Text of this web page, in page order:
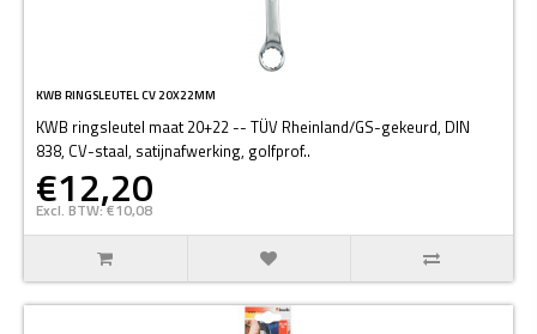
KWB RINGSLEUTEL CV 20X22MM
KWB ringsleutel maat 20+22 -- TÜV Rheinland/GS-gekeurd, DIN
838, CV-staal, satijnafwerking, golfprof..
€12,20
Excl. BTW: €10,08